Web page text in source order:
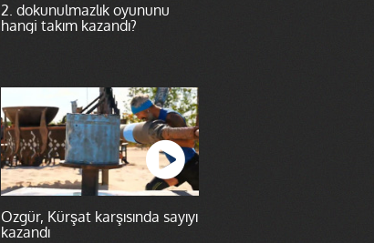
2. dokunulmazlık oyununu
hangi takım kazandı?
Özgür, Kürşat karşısında sayıyı
kazandı